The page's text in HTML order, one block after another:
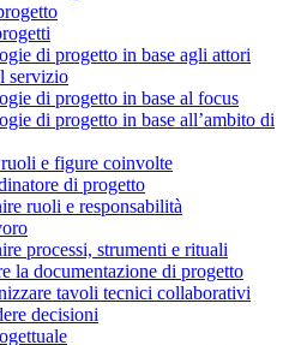
di progetto in base agli attori
servizio
di progetto in base al focus
di progetto in base all’ambito di
e figure coinvolte
di progetto
ruoli e responsabilità
processi, strumenti e rituali
la documentazione di progetto
tavoli tecnici collaborativi
decisioni